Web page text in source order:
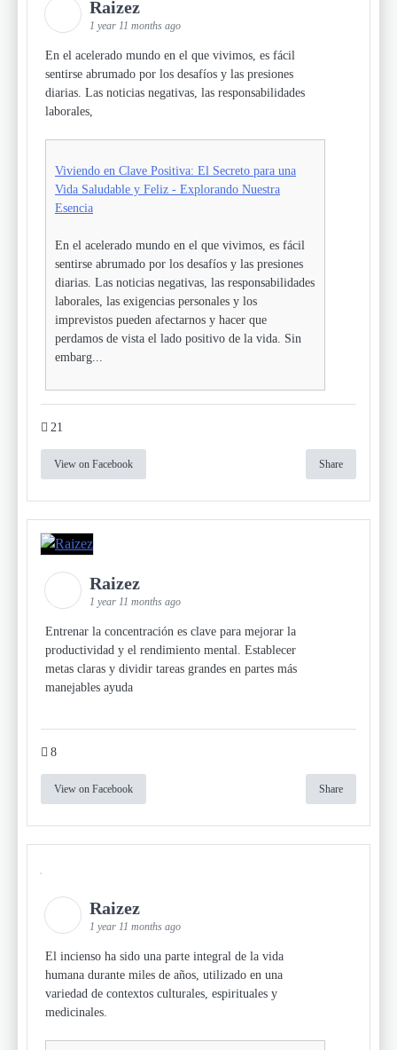
Raizez
1 year 11 months ago
En el acelerado mundo en el que vivimos, es fácil
sentirse abrumado por los desafíos y las presiones
diarias. Las noticias negativas, las responsabilidades
laborales,
Viviendo en Clave Positiva: El Secreto para una
Vida Saludable y Feliz - Explorando Nuestra
Esencia
En el acelerado mundo en el que vivimos, es fácil
sentirse abrumado por los desafíos y las presiones
diarias. Las noticias negativas, las responsabilidades
laborales, las exigencias personales y los
imprevistos pueden afectarnos y hacer que
perdamos de vista el lado positivo de la vida. Sin
embarg...
21
View on Facebook Share
Raizez
1 year 11 months ago
Entrenar la concentración es clave para mejorar la
productividad y el rendimiento mental. Establecer
metas claras y dividir tareas grandes en partes más
manejables ayuda
8
View on Facebook Share
Raizez
1 year 11 months ago
El incienso ha sido una parte integral de la vida
humana durante miles de años, utilizado en una
variedad de contextos culturales, espirituales y
medicinales.